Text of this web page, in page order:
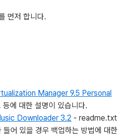
먼저 합니다.
Manager 9.5 Personal
등에 대한 설명이 있습니다.
Downloader 3.2 - readme.txt
들어 있을 경우 백업하는 방법에 대한